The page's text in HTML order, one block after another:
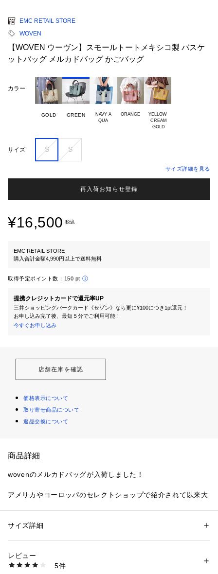
EMC RETAIL STORE
WOVEN
【WOVEN ウーヴン】スモールトートメキシコ製 バスケ
ットバッグ メルカドバッグ かごバッグ
カラー
GOLD GREEN
NAVY A
ORANGE
YELLOW
サイズ S S
サイズ詳細を見る
再入荷お知らせ登録
¥16,500 税込
EMC RETAIL STORE
購入合計金額4,990円以上で送料無料
取得予定ポイント数： 150 pt
提携クレジットカードで還元率UP
三井ショッピングパークカード《セゾン》なら更に¥100につき1pt還元！
お申し込み完了後、最短５分でご利用可能！
今すぐお申し込み
店舗在庫を確認
価格表示について
取り寄せ商品について
返品交換について
商品詳細
wovenのメルカドバッグが入荷しました！
アメリカやヨーロッパのセレクトショップで紹介されて以来大
wovenのメルカドバッグはより機能性を追求し、内布には便利
ハンドル部分にはレザーが施されていて持ちやすく普段使いに
性別：レディース
素材：本体：プラスチック製/内布：ナイロン/ハンドル部分：牛革
商品番号：
woven-bk-bag-s （ショップ）
サイズ詳細
レビュー
5件